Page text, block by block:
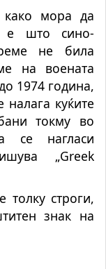
мора да
е што сино-
не била
на воената
1974 година,
налага куќите
токму во
нагласи
„Greek
толку строги,
знак на